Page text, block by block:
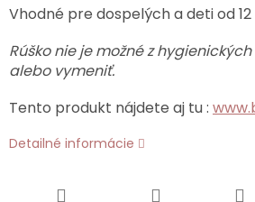
Vhodné pre dospelých a deti od 12
Rúško nie je možné z
alebo vymeniť.
Tento produkt nájdete aj tu :
Detailné informácie